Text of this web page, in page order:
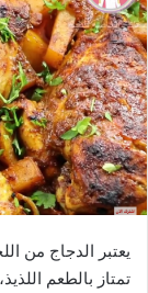
يعتبر الدجاج من
تمتاز بالطعم